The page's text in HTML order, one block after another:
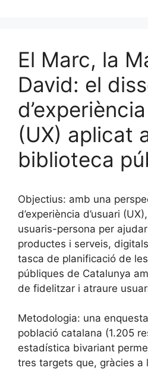
El Marc, la
David: el
(UX) aplicat
biblioteca
Objectius: amb una
d’experiència d’usuari
usuaris-persona per
productes i serveis,
tasca de planificació de
públiques de Catalunya
de fidelitzar i atraure
Metodologia: una
població catalana (1.205
estadística bivariant
tres targets que, gràcies a